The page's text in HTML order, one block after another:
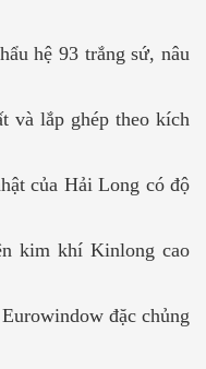
hệ 93 trắng sứ, nâu
và lắp ghép theo kích
của Hải Long có độ
kim khí Kinlong cao
đặc chủng